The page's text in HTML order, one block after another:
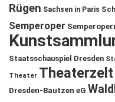
Rügen Sachsen in Paris
Semperoper
Staatsschauspiel Dresden
Theater Theaterzelt
Dresden-Bautzen eG